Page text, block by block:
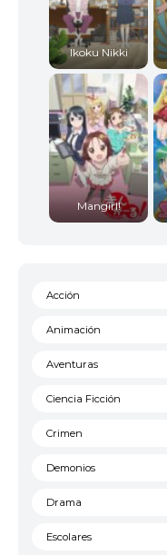
Ikoku Nikki
Mangirl!
Acción
Animación
Aventuras
Ciencia Ficción
Crimen
Demonios
Drama
Escolares